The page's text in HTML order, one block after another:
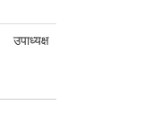
उपाध्यक्ष